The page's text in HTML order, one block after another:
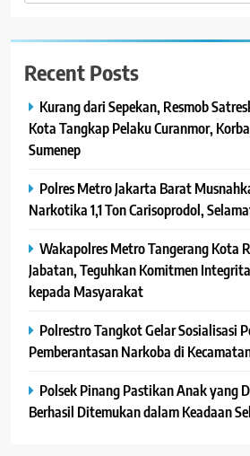
Recent Posts
Kurang dari Sepekan, Resmob
Kota Tangkap Pelaku Curanmor,
Sumenep
Polres Metro Jakarta Barat
Narkotika 1,1 Ton Carisoprodol,
Wakapolres Metro Tangerang Kota
Jabatan, Teguhkan Komitmen
kepada Masyarakat
Polrestro Tangkot Gelar Sosialisasi
Pemberantasan Narkoba di
Polsek Pinang Pastikan Anak yang
Berhasil Ditemukan dalam Keadaan